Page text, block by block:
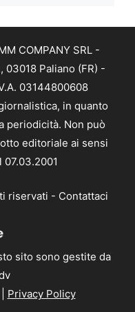
COMPANY SRL -
03018 Paliano (FR) -
03144800608
in quanto
periodicità. Non può
editoriale ai sensi
riservati - Contattaci
sito sono gestite da
Privacy Policy